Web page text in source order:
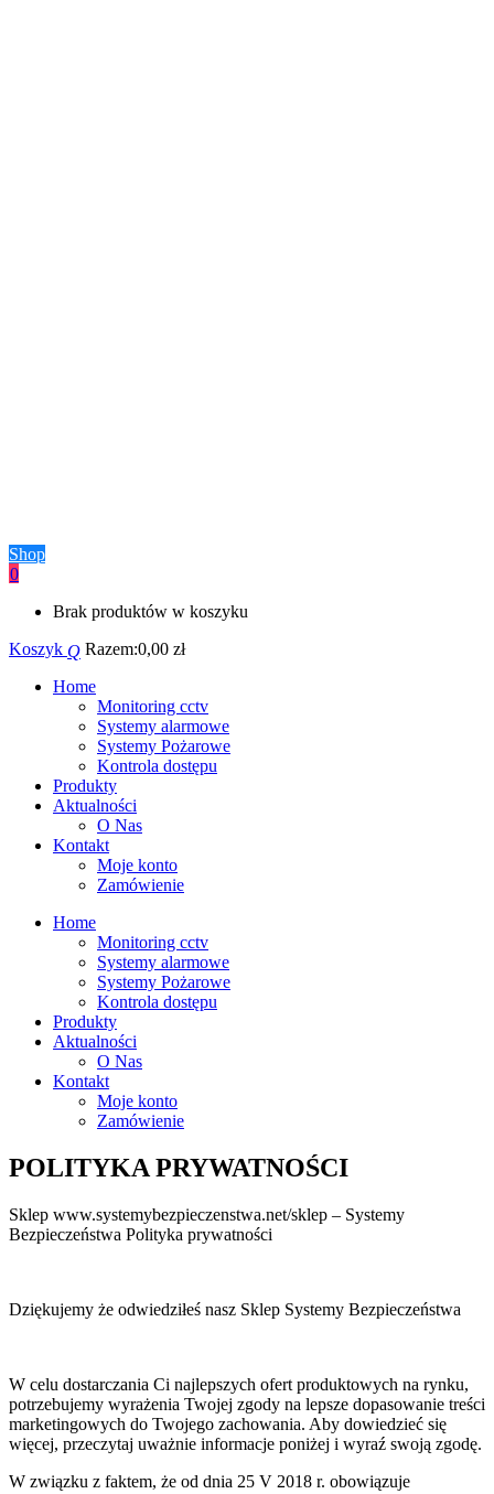
Shop
0
Brak produktów w koszyku
Koszyk
Razem:0,00 zł
Home
Monitoring cctv
Systemy alarmowe
Systemy Pożarowe
Kontrola dostępu
Produkty
Aktualności
O Nas
Kontakt
Moje konto
Zamówienie
Home
Monitoring cctv
Systemy alarmowe
Systemy Pożarowe
Kontrola dostępu
Produkty
Aktualności
O Nas
Kontakt
Moje konto
Zamówienie
POLITYKA PRYWATNOŚCI
Sklep www.systemybezpieczenstwa.net/sklep – Systemy
Bezpieczeństwa Polityka prywatności
Dziękujemy że odwiedziłeś nasz Sklep Systemy Bezpieczeństwa
W celu dostarczania Ci najlepszych ofert produktowych na rynku,
potrzebujemy wyrażenia Twojej zgody na lepsze dopasowanie treści
marketingowych do Twojego zachowania. Aby dowiedzieć się
więcej, przeczytaj uważnie informacje poniżej i wyraź swoją zgodę.
W związku z faktem, że od dnia 25 V 2018 r. obowiązuje